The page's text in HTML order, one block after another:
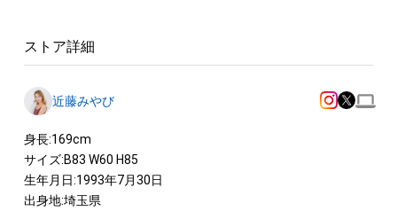
ストア詳細
近藤みやび
身長:169cm
サイズ:B83 W60 H85
生年月日:1993年7月30日
出身地:埼玉県